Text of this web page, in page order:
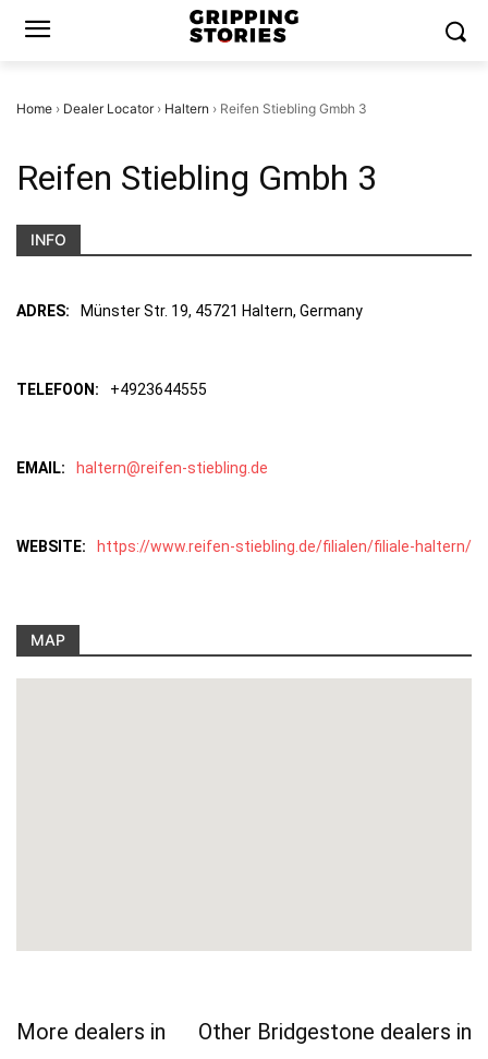
Home › Dealer Locator› Haltern › Reifen Stiebling Gmbh 3
Reifen Stiebling Gmbh 3
INFO
ADRES: Münster Str. 19, 45721 Haltern, Germany
TELEFOON: +4923644555
EMAIL: haltern@reifen-stiebling.de
WEBSITE: https://www.reifen-stiebling.de/filialen/filiale-haltern/
MAP
More dealers in
Other Bridgestone dealers in